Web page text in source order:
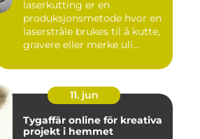
laserkutting er en
produksjonsmetode hvor en
laserstråle brukes til å kutte,
gravere eller merke uli...
11. jun
Tygaffär online för kreativa
projekt i hemmet